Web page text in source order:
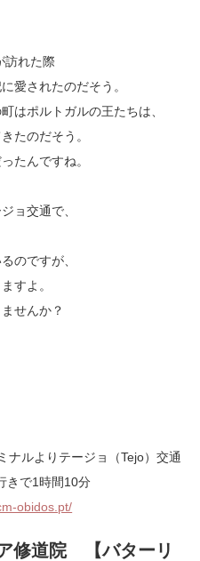
訪れた際
愛されたのだそう。
はポルトガルの王たちは、
たのだそう。
たんですね。
ョ交通で、
のですが、
すよ。
せんか？
ナルよりテージョ（Tejo）交通
きで1時間10分
obidos.pt/
修道院 【バターリ